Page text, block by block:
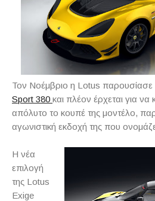
Τον Νοέμβριο η Lotus παρουσίασε
Sport 380 και πλέον έρχεται για να
απόλυτο το κουπέ της μοντέλο,
αγωνιστική εκδοχή της που
Η νέα
επιλογή
της Lotus
Exige